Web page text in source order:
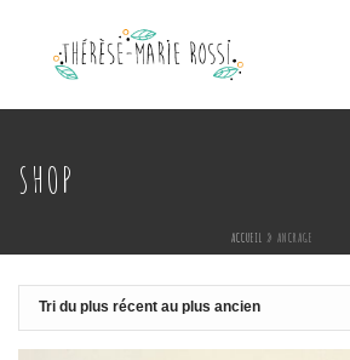
SHOP
ACCUEIL » ANCRAGE